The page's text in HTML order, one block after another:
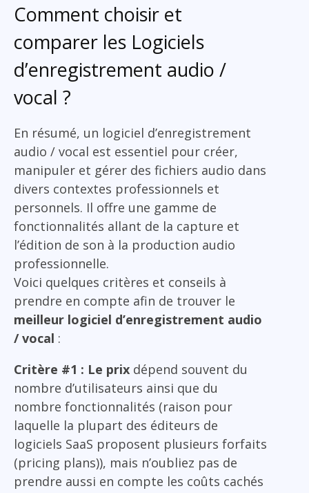
Comment choisir et
comparer les Logiciels
d’enregistrement audio /
vocal ?
En résumé, un logiciel d’enregistrement
audio / vocal est essentiel pour créer,
manipuler et gérer des fichiers audio dans
divers contextes professionnels et
personnels. Il offre une gamme de
fonctionnalités allant de la capture et
l’édition de son à la production audio
professionnelle.
Voici quelques critères et conseils à
prendre en compte afin de trouver le
meilleur logiciel d’enregistrement audio
/ vocal :
Critère #1 : Le prix dépend souvent du
nombre d’utilisateurs ainsi que du
nombre fonctionnalités (raison pour
laquelle la plupart des éditeurs de
logiciels SaaS proposent plusieurs forfaits
(pricing plans)), mais n’oubliez pas de
prendre aussi en compte les coûts cachés